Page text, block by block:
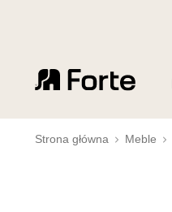
Strona główna Meble